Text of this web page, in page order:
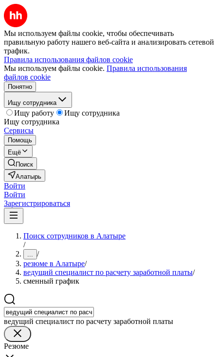
Мы используем файлы cookie, чтобы обеспечивать
правильную работу нашего веб-сайта и анализировать сетевой
трафик.
Правила использования файлов cookie
Мы используем файлы cookie. Правила использования
файлов cookie
Понятно
Ищу сотрудника
Ищу работу
Ищу сотрудника
Ищу сотрудника
Сервисы
Помощь
Ещё
Поиск
Алатырь
Войти
Войти
Зарегистрироваться
Поиск сотрудников в Алатыре
/
... /
резюме в Алатыре/
ведущий специалист по расчету заработной платы/
сменный график
ведущий специалист по расчету заработной платы
Резюме